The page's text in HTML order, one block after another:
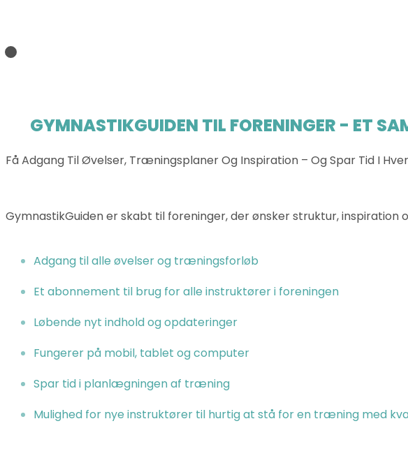
GYMNASTIKGUIDEN TIL FORENINGER - ET
Få Adgang Til Øvelser, Træningsplaner Og Inspiration – Og Spar Tid I
GymnastikGuiden er skabt til foreninger, der ønsker struktur,
Adgang til alle øvelser og træningsforløb
Et abonnement til brug for alle instruktører i foreningen
Løbende nyt indhold og opdateringer
Fungerer på mobil, tablet og computer
Spar tid i planlægningen af træning
Mulighed for nye instruktører til hurtig at stå for en træning med